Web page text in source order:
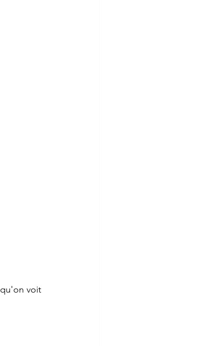
voit